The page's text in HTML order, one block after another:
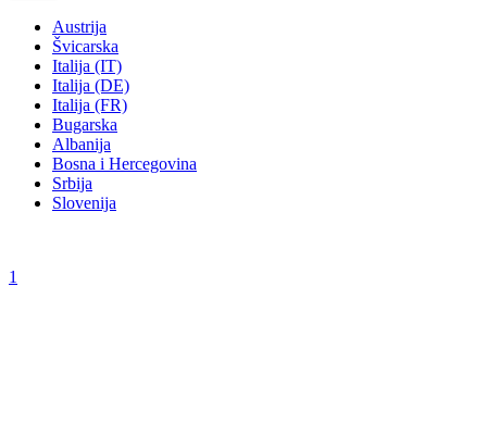
Austrija
Švicarska
Italija (IT)
Italija (DE)
Italija (FR)
Bugarska
Albanija
Bosna i Hercegovina
Srbija
Slovenija
1